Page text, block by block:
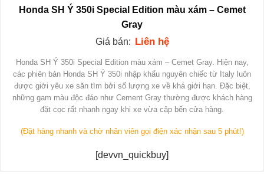
Honda SH Ý 350i Special Edition màu xám – Cemet
Gray
Giá bán: Liên hệ
Honda SH Ý 350i Special Edition màu xám – Cemet Gray. Hiện nay,
các phiên bản Honda SH Ý 350i nhập khẩu nguyên chiếc từ Italy luôn
được giới yêu xe săn tìm bởi số lượng xe về khá giới hạn. Đặc biệt,
những gam màu độc đáo như Cement Gray thường được khách hàng
đặt cọc rất nhanh ngay khi xe vừa cập bến cửa hàng.
(Đặt hàng nhanh và chờ nhân viên gọi điện xác nhận sau 5 phút!)
[devvn_quickbuy]